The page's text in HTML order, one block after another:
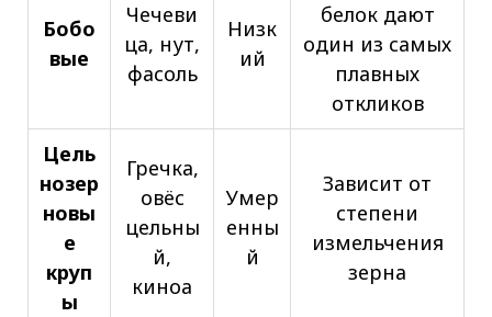
Бобо
вые
Чечеви
ца, нут,
фасоль
Низк
ий
белок дают
один из самых
плавных
откликов
Цель
нозер
новы
е
круп
ы
Гречка,
овёс
цельны
й,
киноа
Умер
енны
й
Зависит от
степени
измельчения
зерна